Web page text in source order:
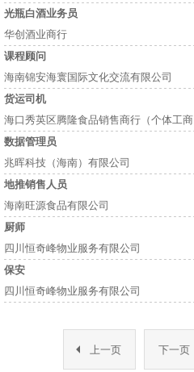
光瓶白酒业务员
华创酒业商行
课程顾问
海南锦安海寰国际文化交流有限公司
货运司机
海口秀英区腾隆食品销售商行（个体工商
数据管理员
兆晖科技（海南）有限公司
地推销售人员
海南旺源食品有限公司
厨师
四川恒奇峰物业服务有限公司
保安
四川恒奇峰物业服务有限公司
上一页 下一页